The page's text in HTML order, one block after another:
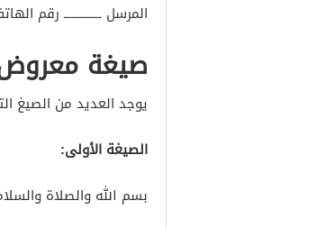
المرسل ــــــــــــــ رقم الهاتف
صيغة
يوجد العديد من الصيغ
الصيغة الأولى:
بسم الله والصلاة